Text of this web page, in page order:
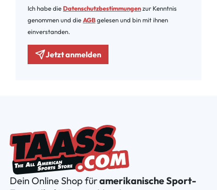
Ich habe die Datenschutzbestimmungenzur Kenntnis
genommen und dieAGBgelesen und bin mit ihnen
einverstanden.
Jetzt anmelden
Dein Online Shop füramerikanische Sport-